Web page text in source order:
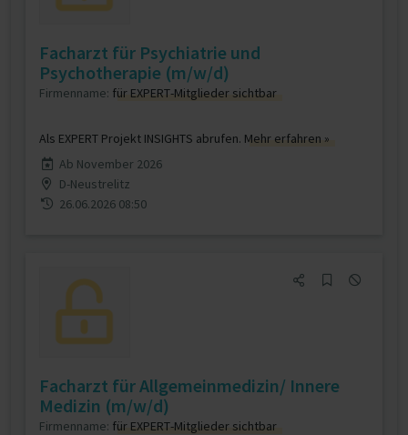
Facharzt für Psychiatrie und
Psychotherapie (m/w/d)
Firmenname: für EXPERT-Mitglieder sichtbar
Als EXPERT Projekt INSIGHTS abrufen. Mehr erfahren »
Ab November 2026
D-Neustrelitz
26.06.2026 08:50
Facharzt für Allgemeinmedizin/ Innere
Medizin (m/w/d)
Firmenname: für EXPERT-Mitglieder sichtbar